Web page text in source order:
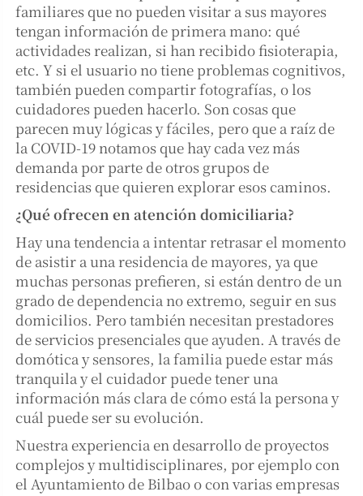
familiares que no pueden visitar a sus mayores
tengan información de primera mano: qué
actividades realizan, si han recibido fisioterapia,
etc. Y si el usuario no tiene problemas cognitivos,
también pueden compartir fotografías, o los
cuidadores pueden hacerlo. Son cosas que
parecen muy lógicas y fáciles, pero que a raíz de
la COVID-19 notamos que hay cada vez más
demanda por parte de otros grupos de
residencias que quieren explorar esos caminos.
¿Qué ofrecen en atención domiciliaria?
Hay una tendencia a intentar retrasar el momento
de asistir a una residencia de mayores, ya que
muchas personas prefieren, si están dentro de un
grado de dependencia no extremo, seguir en sus
domicilios. Pero también necesitan prestadores
de servicios presenciales que ayuden. A través de
domótica y sensores, la familia puede estar más
tranquila y el cuidador puede tener una
información más clara de cómo está la persona y
cuál puede ser su evolución.
Nuestra experiencia en desarrollo de proyectos
complejos y multidisciplinares, por ejemplo con
el Ayuntamiento de Bilbao o con varias empresas